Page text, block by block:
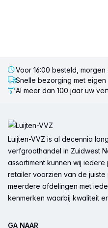
Voor 16:00 besteld,
Snelle bezorging met
Al meer dan 100 jaar uw
Luijten-VVZ is al decennia
verfgroothandel in Zuidwest
assortiment kunnen wij
retailer voorzien van de juiste
meerdere afdelingen met
kenmerken waarbij kwaliteit
GA NAAR